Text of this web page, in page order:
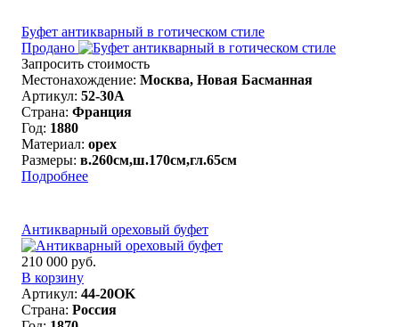
Буфет антикварный в готическом стиле
Продано
Запросить стоимость
Местонахождение: Москва, Новая Басманная
Артикул: 52-30A
Страна: Франция
Год: 1880
Материал: орех
Размеры: в.260см,ш.170см,гл.65см
Подробнее
Антикварный ореховый буфет
210 000 руб.
В корзину
Артикул: 44-20OK
Страна: Россия